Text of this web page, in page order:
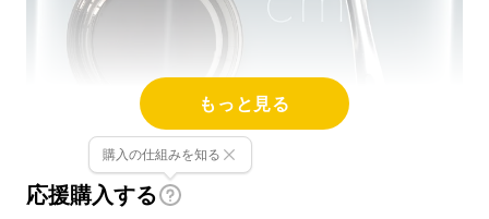
もっと見る
応援購入する
購入の仕組みを知る